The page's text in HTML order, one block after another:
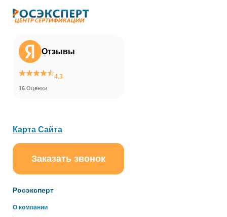
Отзывы
4.3
16 Оценки
Росэксперт
О компании
Карта Сайта
Заказать звонок